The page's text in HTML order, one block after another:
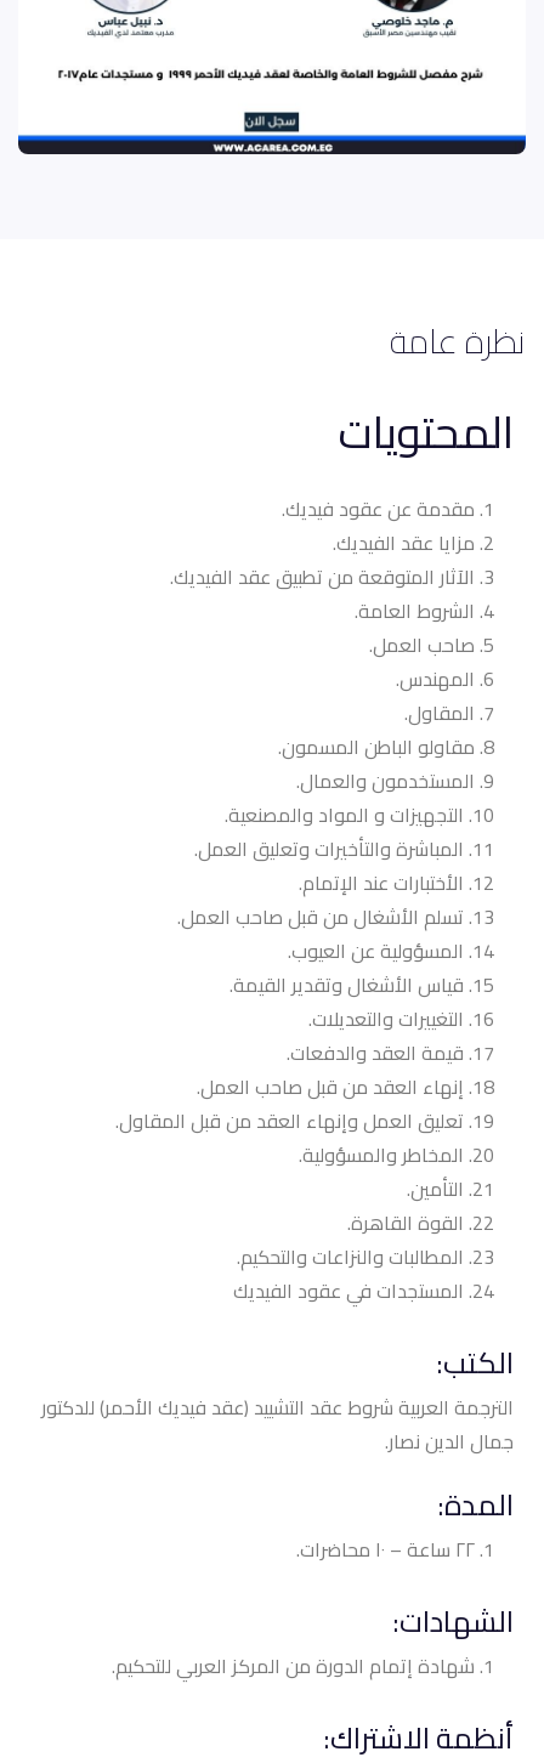
نظرة عامة
المحتويات
مقدمة عن عقود فيديك.
مزايا عقد الفيديك.
الآثار المتوقعة من تطبيق عقد الفيديك.
الشروط العامة.
صاحب العمل.
المهندس.
المقاول.
مقاولو الباطن المسمون.
المستخدمون والعمال.
التجهيزات و المواد والمصنعية.
المباشرة والتأخيرات وتعليق العمل.
الأختبارات عند الإتمام.
تسلم الأشغال من قبل صاحب العمل.
المسؤولية عن العيوب.
قياس الأشغال وتقدير القيمة.
التغييرات والتعديلات.
قيمة العقد والدفعات.
إنهاء العقد من قبل صاحب العمل.
تعليق العمل وإنهاء العقد من قبل المقاول.
المخاطر والمسؤولية.
التأمين.
القوة القاهرة.
المطالبات والنزاعات والتحكيم.
المستجدات في عقود الفيديك
الكتب:
الترجمة العربية شروط عقد التشييد (عقد فيديك الأحمر) للدكتور
جمال الدين نصار.
المدة:
٢٢ ساعة – ١٠ محاضرات.
الشهادات:
شهادة إتمام الدورة من المركز العربي للتحكيم.
أنظمة الاشتراك: